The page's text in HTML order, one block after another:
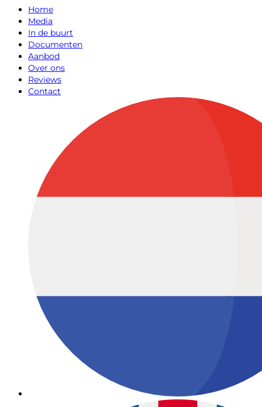
Home
Media
In de buurt
Documenten
Aanbod
Over ons
Reviews
Contact